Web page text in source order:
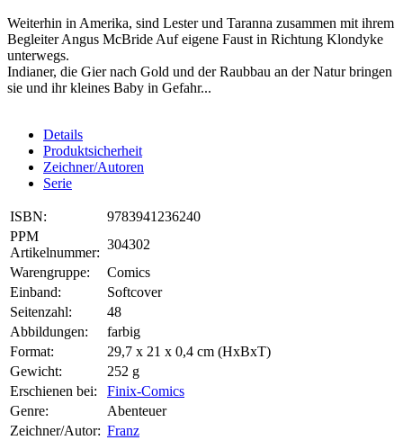
Weiterhin in Amerika, sind Lester und Taranna zusammen mit ihrem
Begleiter Angus McBride Auf eigene Faust in Richtung Klondyke
unterwegs.
Indianer, die Gier nach Gold und der Raubbau an der Natur bringen
sie und ihr kleines Baby in Gefahr...
Details
Produktsicherheit
Zeichner/Autoren
Serie
ISBN:
9783941236240
PPM
Artikelnummer:
304302
Warengruppe:
Comics
Einband:
Softcover
Seitenzahl:
48
Abbildungen:
farbig
Format:
29,7 x 21 x 0,4 cm (HxBxT)
Gewicht:
252 g
Erschienen bei:
Finix-Comics
Genre:
Abenteuer
Zeichner/Autor: Franz